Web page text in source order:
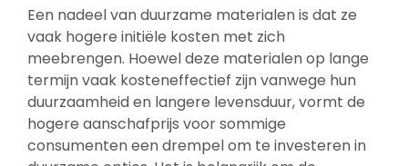
Een nadeel van duurzame materialen is dat ze
vaak hogere initiële kosten met zich
meebrengen. Hoewel deze materialen op lange
termijn vaak kosteneffectief zijn vanwege hun
duurzaamheid en langere levensduur, vormt de
hogere aanschafprijs voor sommige
consumenten een drempel om te investeren in